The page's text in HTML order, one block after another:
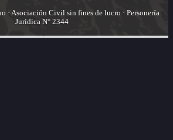
· Asociación Civil sin fines de lucro · Personería
Jurídica N° 2344